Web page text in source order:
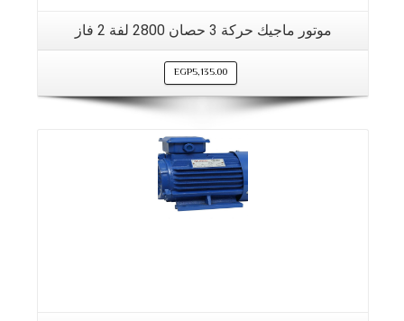
موتور ماجيك حركة 3 حصان 2800 لفة 2 فاز
EGP5,135.00